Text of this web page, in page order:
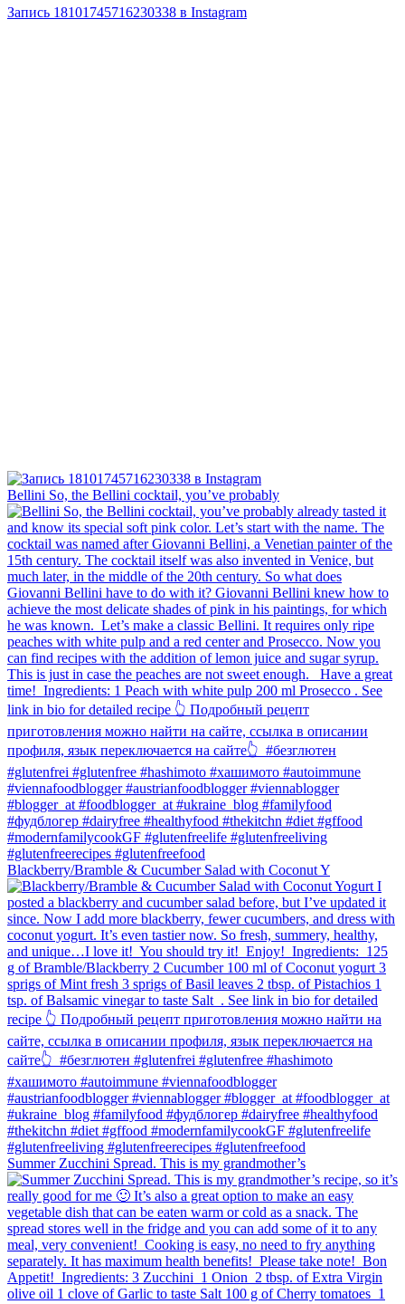
Запись 18101745716230338 в Instagram
Bellini⁠ So, the Bellini cocktail, you’ve probably
Blackberry/Bramble & Cucumber Salad with Coconut Y
Summer Zucchini Spread.⁠ This is my grandmother’s